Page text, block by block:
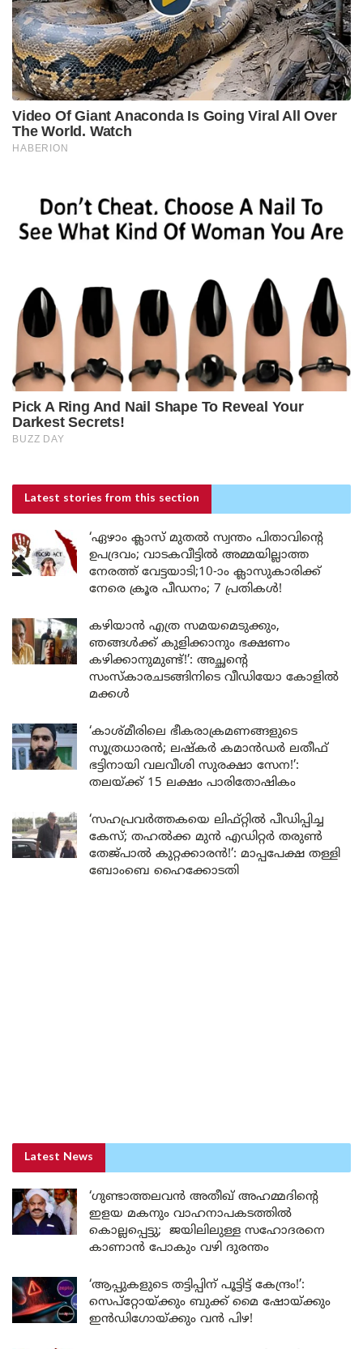
Latest stories from this section
‘ഏഴാം ക്ലാസ് മുതൽ സ്വന്തം പിതാവിന്റെ
ഉപദ്രവം; വാടകവീട്ടിൽ അമ്മയില്ലാത്ത
നേരത്ത് വേട്ടയാടി;10-ാം ക്ലാസുകാരിക്ക്
നേരെ ക്രൂര പീഡനം; 7 പ്രതികൾ!
കഴിയാൻ എത്ര സമയമെടുക്കും,
ഞങ്ങൾക്ക് കുളിക്കാനും ഭക്ഷണം
കഴിക്കാനുമുണ്ട്!’: അച്ഛന്റെ
സംസ്കാരചടങ്ങിനിടെ വീഡിയോ കോളിൽ
മക്കൾ
‘കാശ്മീരിലെ ഭീകരാക്രമണങ്ങളുടെ
സൂത്രധാരൻ; ലഷ്കർ കമാൻഡർ ലതീഫ്
ഭട്ടിനായി വലവീശി സുരക്ഷാ സേന!’:
തലയ്ക്ക് 15 ലക്ഷം പാരിതോഷികം
‘സഹപ്രവർത്തകയെ ലിഫ്റ്റിൽ പീഡിപ്പിച്ച
കേസ്; തഹൽക്ക മുൻ എഡിറ്റർ തരുൺ
തേജ്പാൽ കുറ്റക്കാരൻ!’: മാപ്പപേക്ഷ തള്ളി
ബോംബെ ഹൈക്കോടതി
Latest News
‘ഗുണ്ടാത്തലവൻ അതീഖ് അഹമ്മദിന്റെ
ഇളയ മകനും വാഹനാപകടത്തിൽ
കൊല്ലപ്പെട്ടു; ജയിലിലുള്ള സഹോദരനെ
കാണാൻ പോകും വഴി ദുരന്തം
‘ആപ്പുകളുടെ തട്ടിപ്പിന് പൂട്ടിട്ട് കേന്ദ്രം!’:
സെപ്റ്റോയ്ക്കും ബുക്ക് മൈ ഷോയ്ക്കും
ഇൻഡിഗോയ്ക്കും വൻ പിഴ!